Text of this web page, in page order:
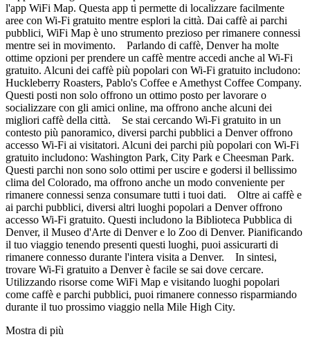
l'app WiFi Map. Questa app ti permette di localizzare facilmente
aree con Wi-Fi gratuito mentre esplori la città. Dai caffè ai parchi
pubblici, WiFi Map è uno strumento prezioso per rimanere connessi
mentre sei in movimento. Parlando di caffè, Denver ha molte
ottime opzioni per prendere un caffè mentre accedi anche al Wi-Fi
gratuito. Alcuni dei caffè più popolari con Wi-Fi gratuito includono:
Huckleberry Roasters, Pablo's Coffee e Amethyst Coffee Company.
Questi posti non solo offrono un ottimo posto per lavorare o
socializzare con gli amici online, ma offrono anche alcuni dei
migliori caffè della città. Se stai cercando Wi-Fi gratuito in un
contesto più panoramico, diversi parchi pubblici a Denver offrono
accesso Wi-Fi ai visitatori. Alcuni dei parchi più popolari con Wi-Fi
gratuito includono: Washington Park, City Park e Cheesman Park.
Questi parchi non sono solo ottimi per uscire e godersi il bellissimo
clima del Colorado, ma offrono anche un modo conveniente per
rimanere connessi senza consumare tutti i tuoi dati. Oltre ai caffè e
ai parchi pubblici, diversi altri luoghi popolari a Denver offrono
accesso Wi-Fi gratuito. Questi includono la Biblioteca Pubblica di
Denver, il Museo d'Arte di Denver e lo Zoo di Denver. Pianificando
il tuo viaggio tenendo presenti questi luoghi, puoi assicurarti di
rimanere connesso durante l'intera visita a Denver. In sintesi,
trovare Wi-Fi gratuito a Denver è facile se sai dove cercare.
Utilizzando risorse come WiFi Map e visitando luoghi popolari
come caffè e parchi pubblici, puoi rimanere connesso risparmiando
durante il tuo prossimo viaggio nella Mile High City.
Mostra di più